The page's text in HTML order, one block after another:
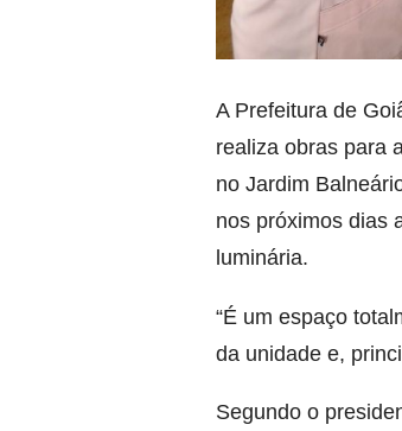
A Prefeitura de
realiza obras para
no Jardim
nos próximos dias
luminária.
“É um espaço
da unidade e,
Segundo o